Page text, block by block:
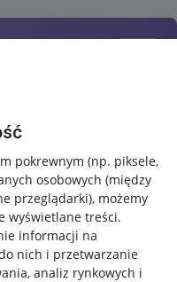
pokrewnym (np. piksele,
osobowych (między
przeglądarki), możemy
wyświetlane treści.
informacji na
nich i przetwarzanie
analiz rynkowych i